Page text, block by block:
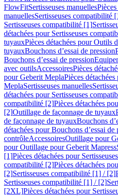
FlowFitSertisseuses manuelles
manuellesSertisseuses compatibilité
Sertisseuses compatibilité [1]
détachées pour Sertisseuses
tuyauxPièces détachées pour Outils
tuyauxBouchons d’essai de pression
Bouchons d’essai de pression
avec outilsAccessoiresPièces
pour Geberit MeplaPièces
MeplaSertisseuses manuelles
détachées pour Sertisseuses
compatibilité [2]Pièces détachées
[2]Outillage de façonnage de tuyaux
de façonnage de tuyauxBouchons
détachées pour Bouchons d’essai de
contrôleAccessoiresOutillage pour
pour Outillage pour Geberit Mapress
[1]Pièces détachées pour
compatibilité [2]Pièces détachées
[2]Sertisseuses compatibilité [1] / [2]
Sertisseuses compatibilité [1] / [2]
[2XL]Pièces détachées pour